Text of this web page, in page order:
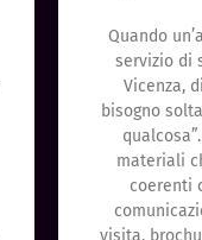
Quando
servizio di
Vicenza,
bisogno
materiali
coerenti